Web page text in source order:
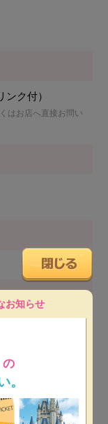
ンク付）
はお店へ直接お問い
証料が変動しま
お知らせ
の
。